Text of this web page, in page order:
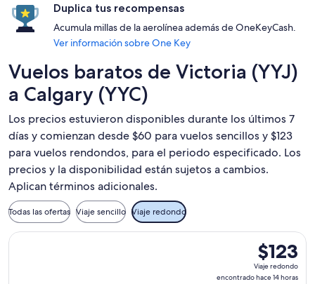
Duplica tus recompensas
Acumula millas de la aerolínea además de OneKeyCash.
Ver información sobre One Key
Vuelos baratos de Victoria (YYJ)
a Calgary (YYC)
Los precios estuvieron disponibles durante los últimos 7
días y comienzan desde $60 para vuelos sencillos y $123
para vuelos rendondos, para el periodo especificado. Los
precios y la disponibilidad están sujetos a cambios.
Aplican términos adicionales.
Todas las ofertas Viaje sencillo Viaje redondo
$123
Viaje
redondo,
$123
Viaje redondo
encontrado hace 14 horas
Seleccionar vuelo de WestJet, con salida el sáb, 26 sept.